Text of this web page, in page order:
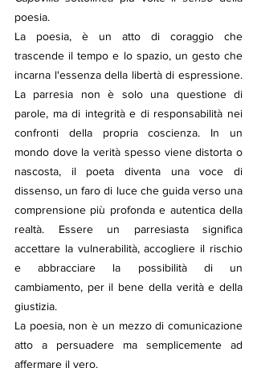
poesia.
La poesia, è un atto di coraggio che
trascende il tempo e lo spazio, un gesto che
incarna l'essenza della libertà di espressione.
La parresia non è solo una questione di
parole, ma di integrità e di responsabilità nei
confronti della propria coscienza. In un
mondo dove la verità spesso viene distorta o
nascosta, il poeta diventa una voce di
dissenso, un faro di luce che guida verso una
comprensione più profonda e autentica della
realtà. Essere un parresiasta significa
accettare la vulnerabilità, accogliere il rischio
e abbracciare la possibilità di un
cambiamento, per il bene della verità e della
giustizia.
La poesia, non è un mezzo di comunicazione
atto a persuadere ma semplicemente ad
affermare il vero.